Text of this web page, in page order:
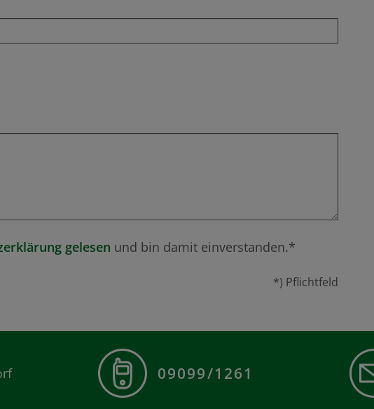
gelesen und bin damit einverstanden.*
*) Pflichtfeld
09099/1261